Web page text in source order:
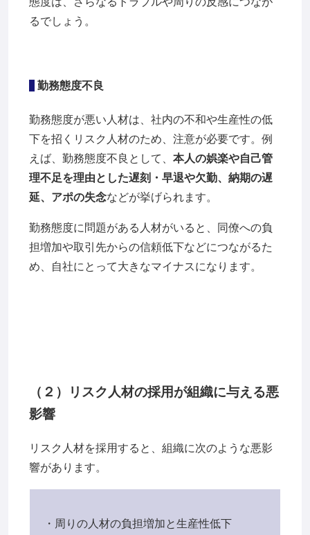
るでしょう。
勤務態度不良
勤務態度が悪い人材は、社内の不和や生産性の低
下を招くリスク人材のため、注意が必要です。例
えば、勤務態度不良として、 本人の娯楽や自己管
理不足を理由とした遅刻・早退や欠勤、納期の遅
延、アポの失念などが挙げられます。
勤務態度に問題がある人材がいると、同僚への負
担増加や取引先からの信頼低下などにつながるた
め、自社にとって大きなマイナスになります。
（２）リスク人材の採用が組織に与える悪
影響
リスク人材を採用すると、組織に次のような悪影
響があります。
・周りの人材の負担増加と生産性低下